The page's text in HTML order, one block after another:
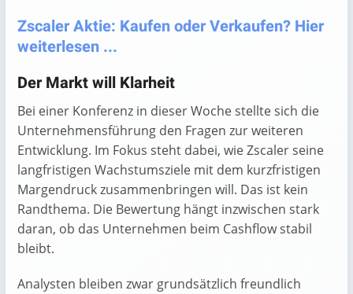
Zscaler Aktie: Kaufen oder Verkaufen? Hier
weiterlesen ...
Der Markt will Klarheit
Bei einer Konferenz in dieser Woche stellte sich die
Unternehmensführung den Fragen zur weiteren
Entwicklung. Im Fokus steht dabei, wie Zscaler seine
langfristigen Wachstumsziele mit dem kurzfristigen
Margendruck zusammenbringen will. Das ist kein
Randthema. Die Bewertung hängt inzwischen stark
daran, ob das Unternehmen beim Cashflow stabil
bleibt.
Analysten bleiben zwar grundsätzlich freundlich